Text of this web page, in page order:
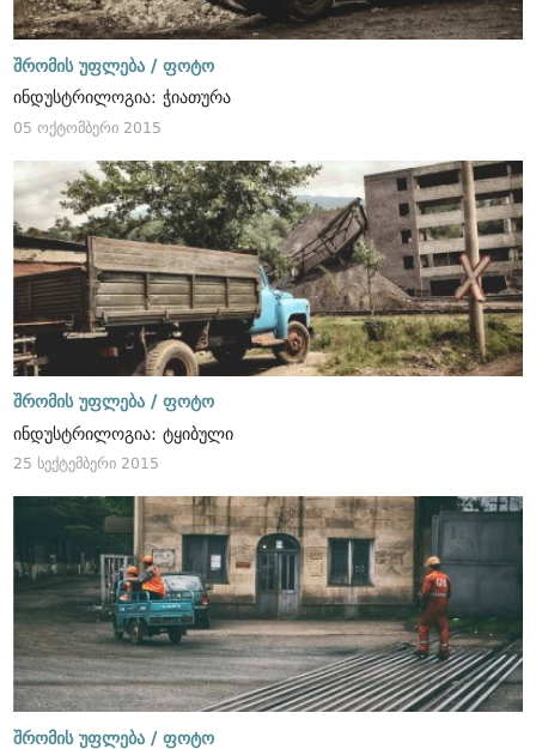
შრომის უფლება / ფოტო
ინდუსტრილოგია: ჭიათურა
05 ოქტომბერი 2015
შრომის უფლება / ფოტო
ინდუსტრილოგია: ტყიბული
25 სექტემბერი 2015
შრომის უფლება / ფოტო